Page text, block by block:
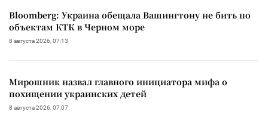
Bloomberg: Украина обещала Вашингтону не бить по
объектам КТК в Черном море
8 августа 2026, 07:13
Мирошник назвал главного инициатора мифа о
похищении украинских детей
8 августа 2026, 07:07